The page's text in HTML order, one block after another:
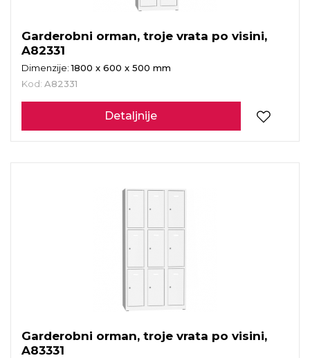
Garderobni orman, troje vrata po visini,
A82331
Dimenzije:1800 x 600 x 500 mm
Kod: A82331
Detaljnije
Garderobni orman, troje vrata po visini,
A83331